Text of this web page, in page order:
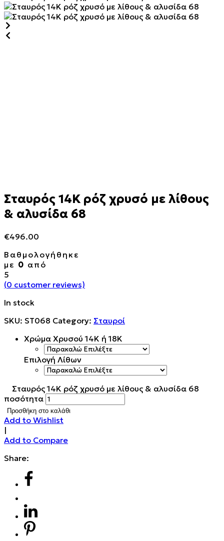
Σταυρός 14Κ ρόζ χρυσό με λίθους
& αλυσίδα 68
€496.00
Βαθμολογήθηκε
με 0 από
5
(0 customer reviews)
In stock
SKU: ST068 Category: Σταυροί
Χρώμα Χρυσού 14Κ ή 18Κ
Επιλογή Λίθων
Σταυρός 14Κ ρόζ χρυσό με λίθους & αλυσίδα 68
ποσότητα
Προσθήκη στο καλάθι
Add to Wishlist
|
Add to Compare
Share: